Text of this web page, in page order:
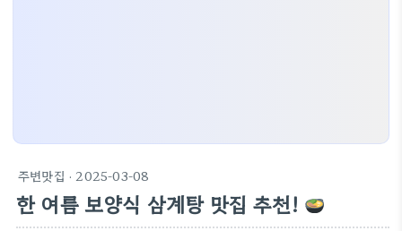
주변맛집 · 2025-03-08
한 여름 보양식 삼계탕 맛집 추천!